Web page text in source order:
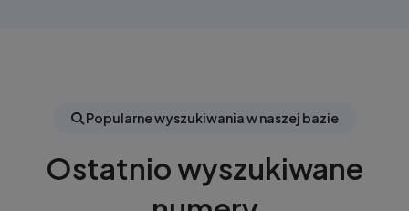
Popularne wyszukiwania w naszej bazie
Ostatnio wyszukiwane